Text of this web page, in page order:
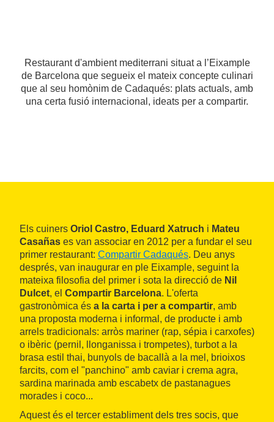
Restaurant d'ambient mediterrani situat a l’Eixample
de Barcelona que segueix el mateix concepte culinari
que al seu homònim de Cadaqués: plats actuals, amb
una certa fusió internacional, ideats per a compartir.
Els cuiners Oriol Castro, Eduard Xatruch i Mateu
Casañas es van associar en 2012 per a fundar el seu
primer restaurant: Compartir Cadaqués. Deu anys
després, van inaugurar en ple Eixample, seguint la
mateixa filosofia del primer i sota la direcció de Nil
Dulcet, el Compartir Barcelona. L'oferta
gastronòmica és a la carta i per a compartir, amb
una proposta moderna i informal, de producte i amb
arrels tradicionals: arròs mariner (rap, sépia i carxofes)
o ibèric (pernil, llonganissa i trompetes), turbot a la
brasa estil thai, bunyols de bacallà a la mel, brioixos
farcits, com el "panchino" amb caviar i crema agra,
sardina marinada amb escabetx de pastanagues
morades i coco...
Aquest és el tercer establiment dels tres socis, que